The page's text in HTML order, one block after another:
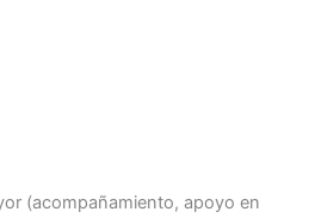
(acompañamiento, apoyo en